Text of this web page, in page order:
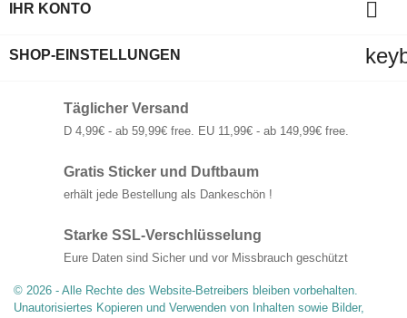
IHR KONTO 
SHOP-EINSTELLUNGEN
Täglicher Versand
D 4,99€ - ab 59,99€ free. EU 11,99€ - ab 149,99€ free.
Gratis Sticker und Duftbaum
erhält jede Bestellung als Dankeschön !
Starke SSL-Verschlüsselung
Eure Daten sind Sicher und vor Missbrauch geschützt
© 2026 - Alle Rechte des Website-Betreibers bleiben vorbehalten.
Unautorisiertes Kopieren und Verwenden von Inhalten sowie Bilder,